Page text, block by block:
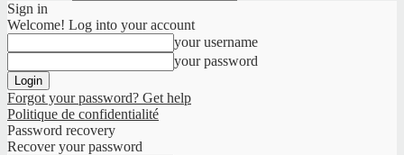
Sign in
Welcome! Log into your account
your username
your password
Forgot your password? Get help
Politique de confidentialité
Password recovery
Recover your password